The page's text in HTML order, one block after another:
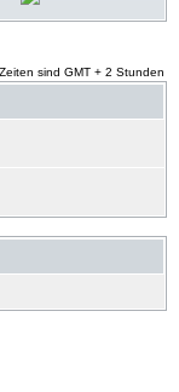
sind GMT + 2 Stunden